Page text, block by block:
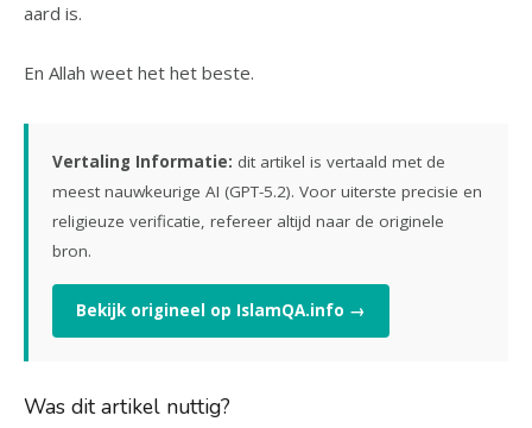
aard is.
En Allah weet het het beste.
Vertaling Informatie: dit artikel is vertaald met de
meest nauwkeurige AI (GPT-5.2). Voor uiterste precisie en
religieuze verificatie, refereer altijd naar de originele
bron.
Bekijk origineel op IslamQA.info →
Was dit artikel nuttig?